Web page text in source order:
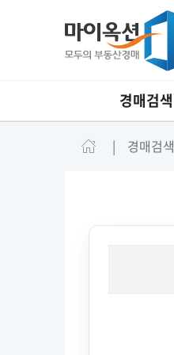
경매검색
경매검색